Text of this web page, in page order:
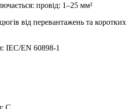
провід: 1–25 мм²
від перевантажень та коротких
IEC/EN 60898‑1
С